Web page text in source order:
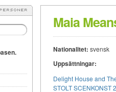
Maia
Nationalitet: svensk
Uppsättningar:
Delight House and
STOLT SCENKONST